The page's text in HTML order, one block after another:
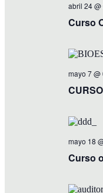
abril 24 @
Curso
mayo 7 @
mayo 18
Curso